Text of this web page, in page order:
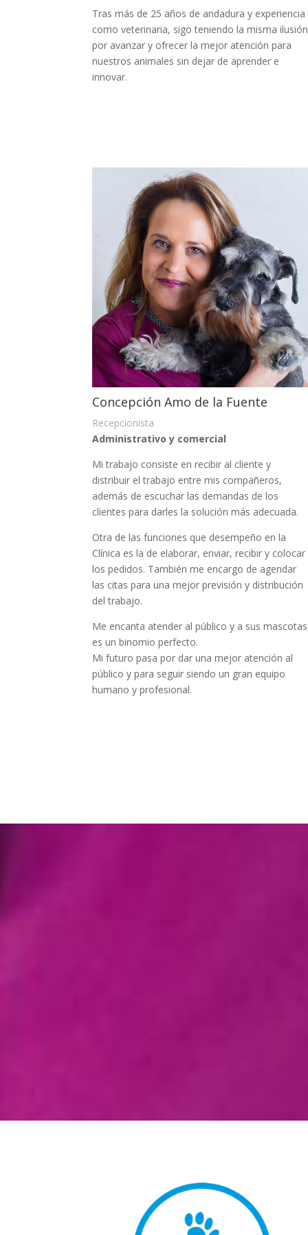
Tras más de 25 años de andadura y experiencia
como veterinaria, sigo teniendo la misma ilusión
por avanzar y ofrecer la mejor atención para
nuestros animales sin dejar de aprender e
innovar.
Concepción Amo de la Fuente
Recepcionista
Administrativo y comercial
Mi trabajo consiste en recibir al cliente y
distribuir el trabajo entre mis compañeros,
además de escuchar las demandas de los
clientes para darles la solución más adecuada.
Otra de las funciones que desempeño en la
Clínica es la de elaborar, enviar, recibir y colocar
los pedidos. También me encargo de agendar
las citas para una mejor previsión y distribución
del trabajo.
Me encanta atender al público y a sus
es un binomio perfecto.
Mi futuro pasa por dar una mejor atención al
público y para seguir siendo un gran equipo
humano y profesional.